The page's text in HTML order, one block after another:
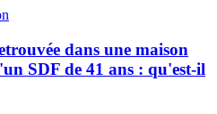
dans une maison
SDF de 41 ans : qu'est-il